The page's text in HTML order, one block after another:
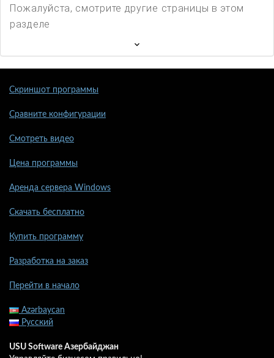
Пожалуйста, смотрите другие страницы в этом
разделе
Скриншот программы
Сравните конфигурации
Смотреть видео
Цена программы
Аренда сервера Windows
Скачать бесплатно
Купить программу
Разработка на заказ
Перейти в начало
Azərbaycan
Русский
USU Software Азербайджан